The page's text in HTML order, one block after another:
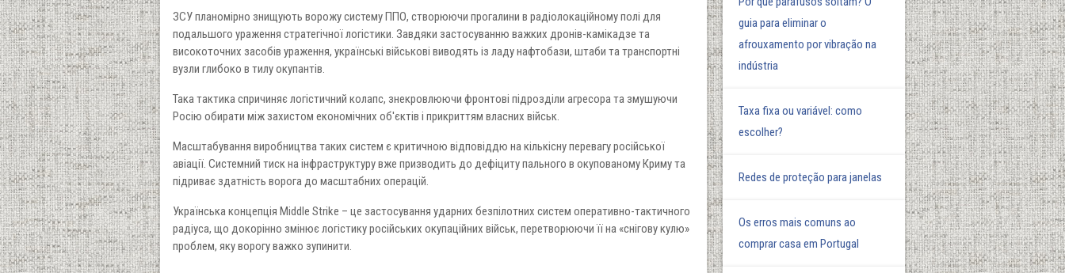
ЗСУ планомірно знищують ворожу систему ППО, створюючи прогалини в радіолокаційному полі для
подальшого ураження стратегічної логістики. Завдяки застосуванню важких дронів-камікадзе та
високоточних засобів ураження, українські військові виводять із ладу нафтобази, штаби та транспортні
вузли глибоко в тилу окупантів.
Така тактика спричиняє логістичний колапс, знекровлюючи фронтові підрозділи агресора та змушуючи
Росію обирати між захистом економічних об'єктів і прикриттям власних військ.
Масштабування виробництва таких систем є критичною відповіддю на кількісну перевагу російської
авіації. Системний тиск на інфраструктуру вже призводить до дефіциту пального в окупованому Криму та
підриває здатність ворога до масштабних операцій.
Українська концепція Middle Strike – це застосування ударних безпілотних систем оперативно-тактичного
радіуса, що докорінно змінює логістику російських окупаційних військ, перетворюючи її на «снігову кулю»
проблем, яку ворогу важко зупинити.
guia para eliminar o
afrouxamento por vibração na
indústria
Taxa fixa ou variável: como
escolher?
Redes de proteção para janelas
Os erros mais comuns ao
comprar casa em Portugal